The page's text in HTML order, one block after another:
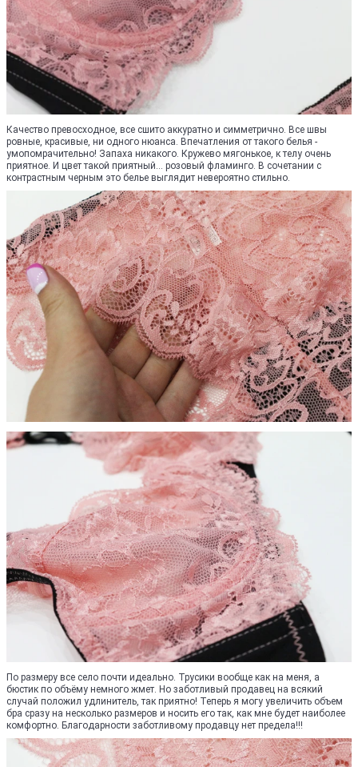
Качество превосходное, все сшито аккуратно и симметрично. Все швы
ровные, красивые, ни одного нюанса. Впечатления от такого белья -
умопомрачительно! Запаха никакого. Кружево мягонькое, к телу очень
приятное. И цвет такой приятный... розовый фламинго. В сочетании с
контрастным черным это белье выглядит невероятно стильно.
По размеру все село почти идеально. Трусики вообще как на меня, а
бюстик по объёму немного жмет. Но заботливый продавец на всякий
случай положил удлинитель, так приятно! Теперь я могу увеличить объем
бра сразу на несколько размеров и носить его так, как мне будет наиболее
комфортно. Благодарности заботливому продавцу нет предела!!!